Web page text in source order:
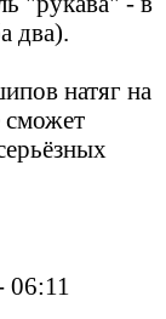
два).
натяг на
сможет
06:11